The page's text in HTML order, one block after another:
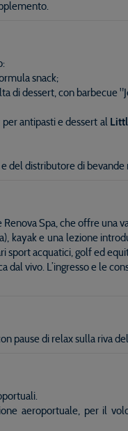
snack;
di dessert, con barbecue
antipasti e dessert al
del distributore di
Spa, che offre una
kayak e una lezione
sport acquatici, golf ed
vivo. L’ingresso e le
pause di relax sulla riva
aeroportuale, per il